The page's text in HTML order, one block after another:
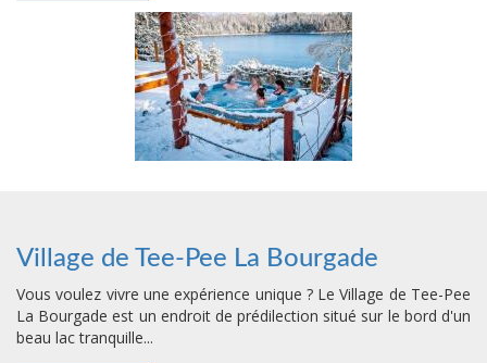
Village de Tee-Pee La Bourgade
Vous voulez vivre une expérience unique ? Le Village de Tee-Pee
La Bourgade est un endroit de prédilection situé sur le bord d'un
beau lac tranquille...